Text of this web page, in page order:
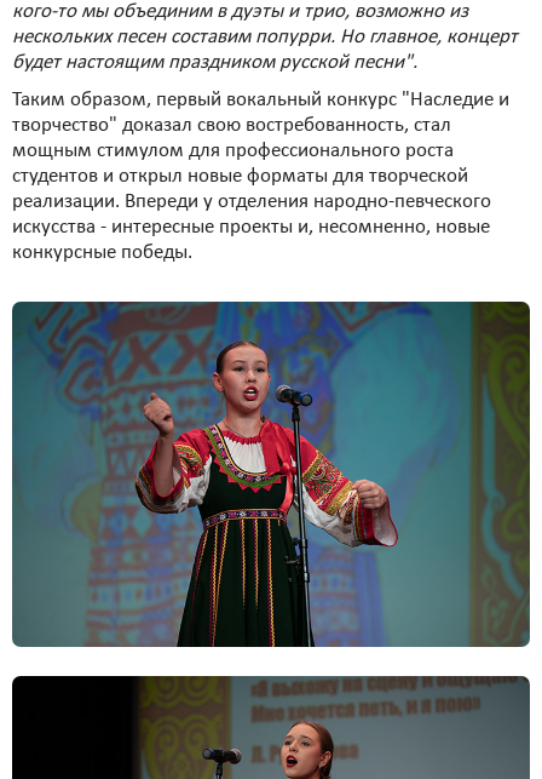
кого-то мы объединим в дуэты и трио, возможно из
нескольких песен составим попурри. Но главное, концерт
будет настоящим праздником русской песни".
Таким образом, первый вокальный конкурс "Наследие и
творчество" доказал свою востребованность, стал
мощным стимулом для профессионального роста
студентов и открыл новые форматы для творческой
реализации. Впереди у отделения народно-певческого
искусства - интересные проекты и, несомненно, новые
конкурсные победы.